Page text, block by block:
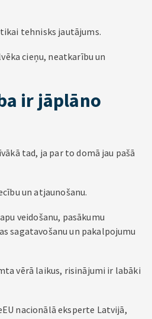
tehnisks jautājums.
cieņu, neatkarību un
ir jāplāno
tad, ja par to domā jau pašā
un atjaunošanu.
veidošanu, pasākumu
sagatavošanu un pakalpojumu
vērā laikus, risinājumi ir labāki
nacionālā eksperte Latvijā,